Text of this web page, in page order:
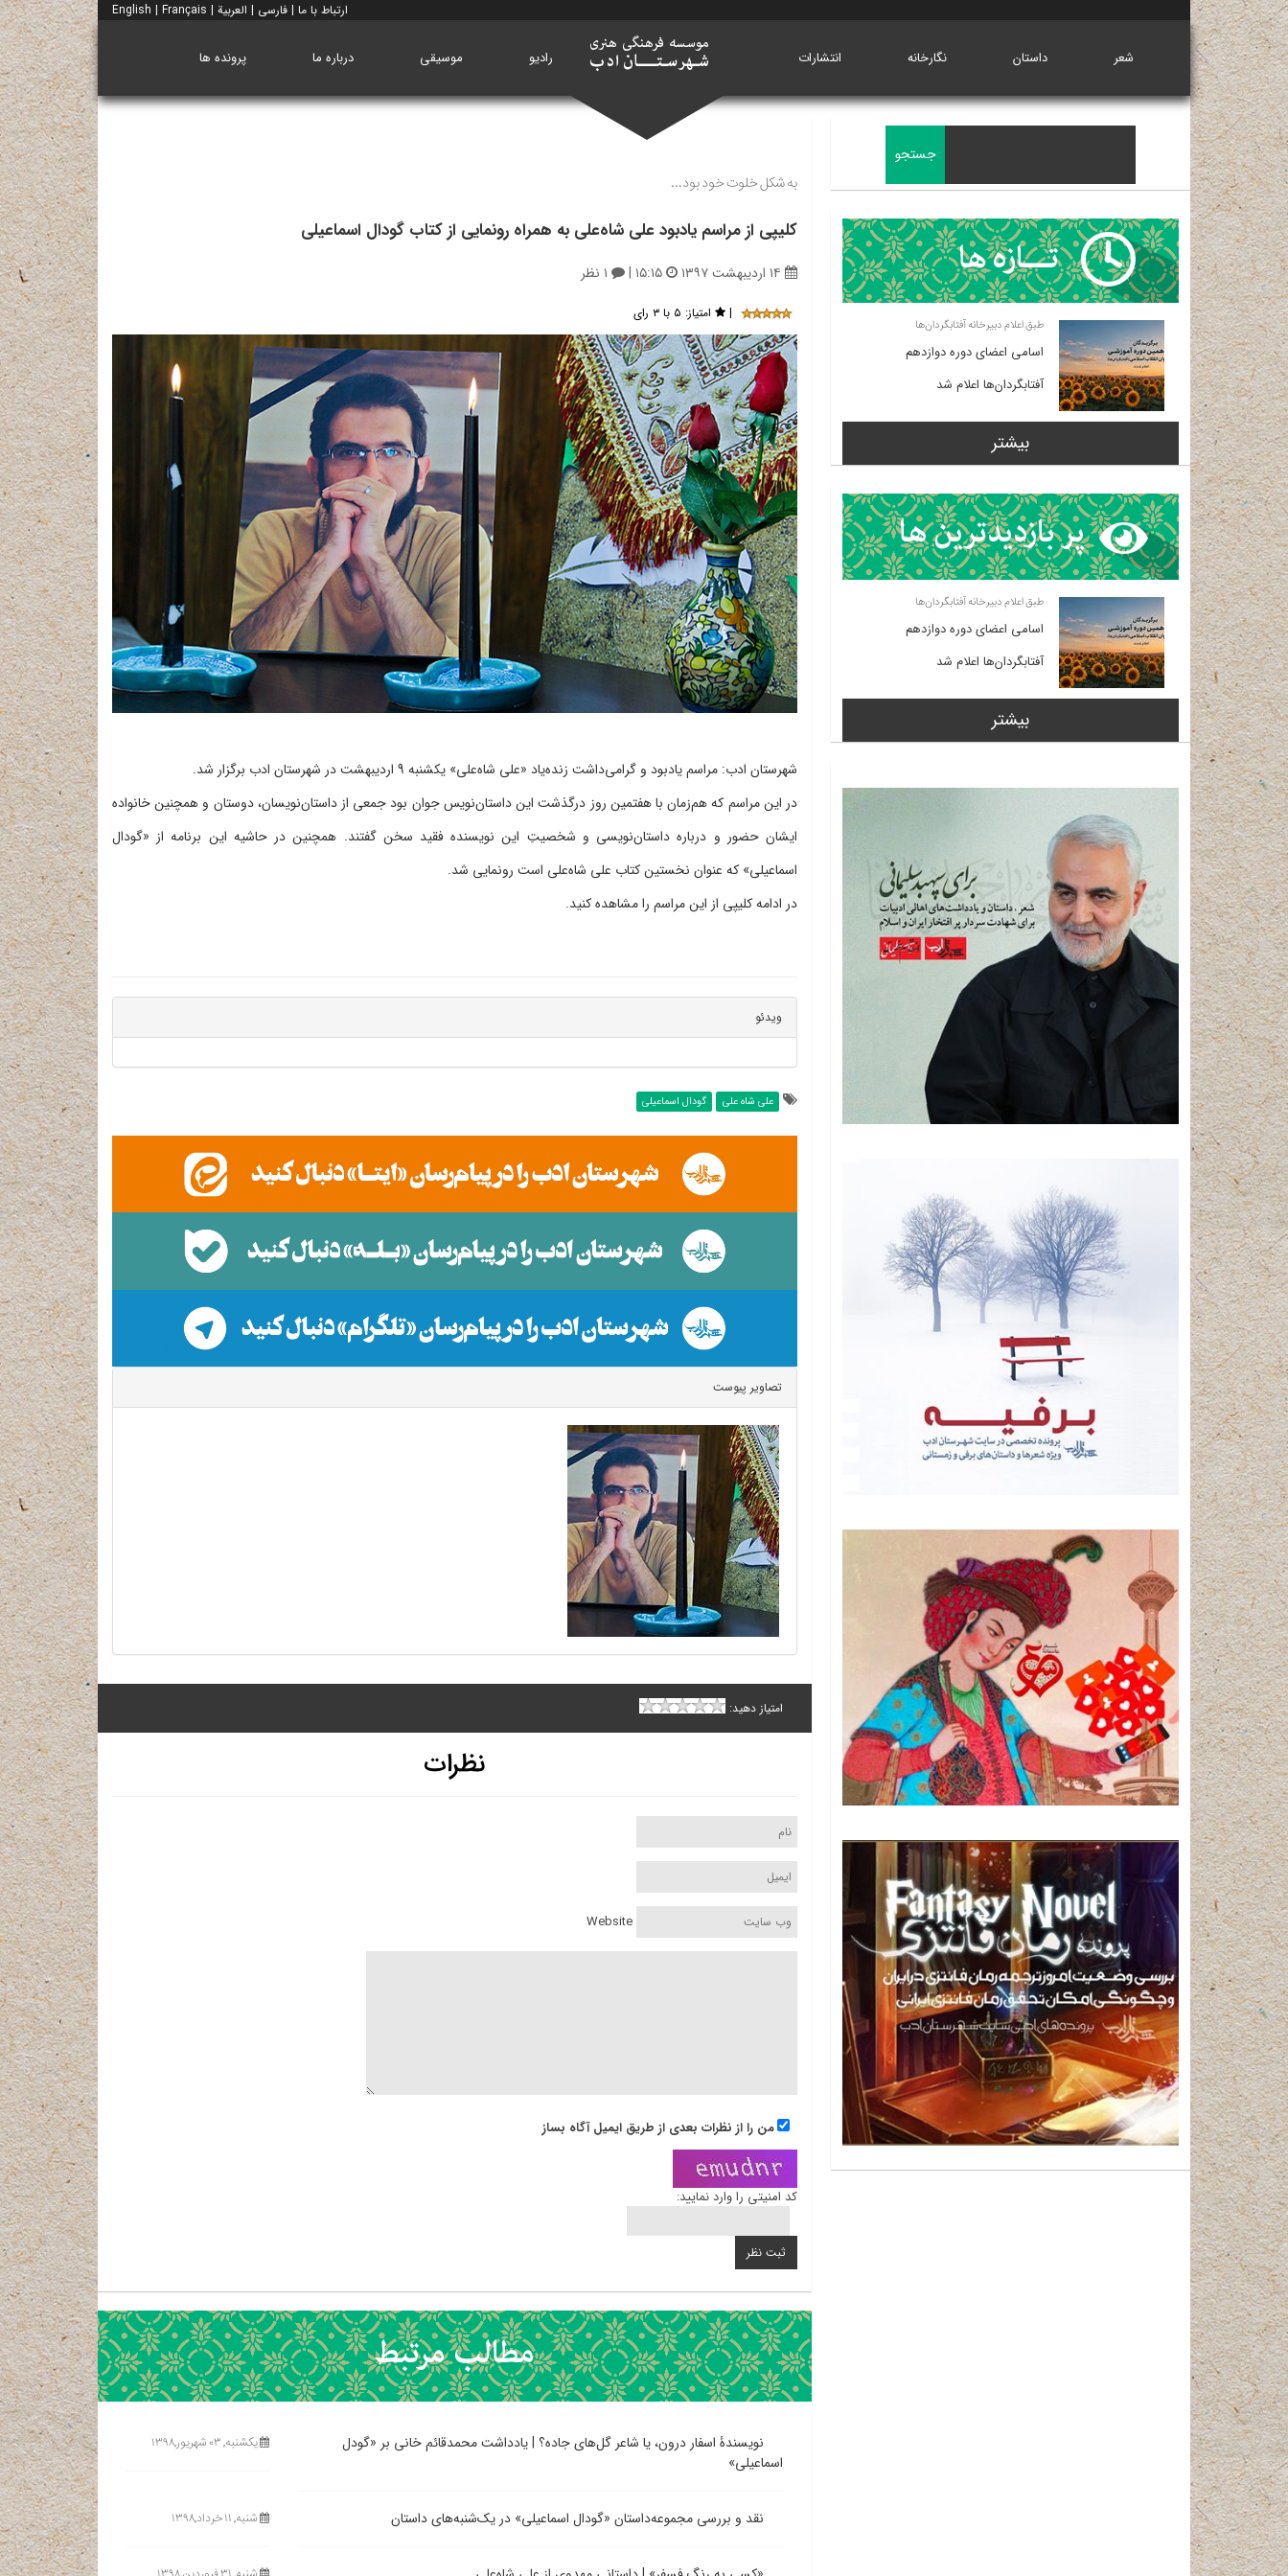
ارتباط با ما | فارسی | العربية |
English | Français
شعر داستان نگارخانه انتشارات خانه رادیو موسیقی درباره ما پرونده ها
به شکل خلوت خود بود...
کلیپی از مراسم یادبود علی شاه‌علی به همراه رونمایی از کتاب گودال اسماعیلی
۱۴ اردیبهشت ۱۳۹۷ ۱۵:۱۵ | ۱ نظر
| امتیاز: ۵ با ۳ رای
شهرستان ادب: مراسم یادبود و گرامی‌داشت زنده‌یاد «علی شاه‌علی» یکشنبه 9 اردیبهشت در شهرستان ادب برگزار شد.
در این مراسم که هم‌زمان با هفتمین روز درگذشت این داستان‌نویس جوان بود جمعی از داستان‌نویسان،دوستان و همچنین خانواده
ایشان حضور و درباره داستان‌نویسی و شخصیتِ این نویسنده فقید سخن گفتند. همچنین در حاشیه این برنامه از «گودال
اسماعیلی» که عنوان نخستین کتاب علی شاه‌علی است رونمایی شد.
در ادامه کلیپی از این مراسم را مشاهده کنید.
ویدئو
علی شاه علی گودال اسماعیلی
تصاویر پیوست
امتیاز دهید:
نظرات
Website
من را از نظرات بعدی از طریق ایمیل آگاه بساز
کد امنیتی را وارد نمایید:
نویسندۀ اسفار درون، یا شاعر گل‌های جاده؟ | یادداشت محمدقائم خانی بر «گودل
اسماعیلی»
یکشنبه, ۰۳ شهریور,۱۳۹۸
نقد و بررسی مجموعه‌داستان «گودال اسماعیلی» در یک‌شنبه‌های داستان شنبه, ۱۱ خرداد,۱۳۹۸
طبق اعلام دبیرخانه آفتابگردان‌ها
اسامی اعضای دوره دوازدهم
آفتابگردان‌ها اعلام شد
بیشتر
طبق اعلام دبیرخانه آفتابگردان‌ها
اسامی اعضای دوره دوازدهم
آفتابگردان‌ها اعلام شد
بیشتر